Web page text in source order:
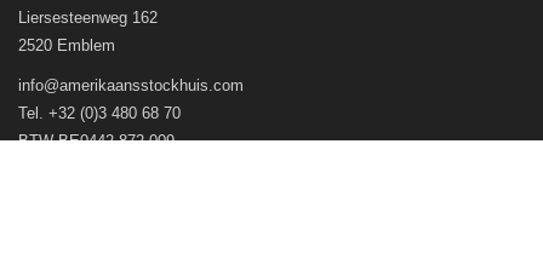
Liersesteenweg 162
2520 Emblem
info@amerikaansstockhuis.com
Tel. +32 (0)3 480 68 70
BTW BE0442.872.009